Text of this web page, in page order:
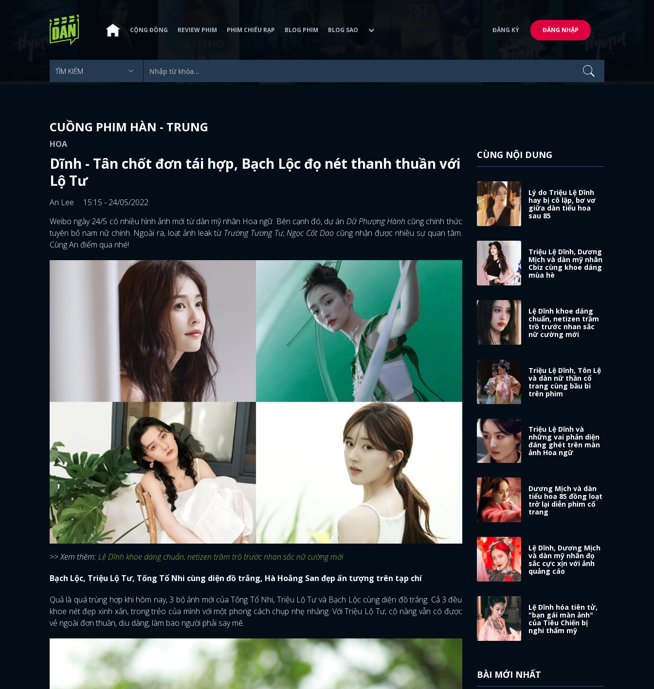
CỘNG ĐỒNG REVIEW PHIM PHIM CHIẾU RẠP BLOG PHIM BLOG SAO ĐĂNG KÝ ĐĂNG NHẬP
CUỒNG PHIM HÀN - TRUNG
HOA
Dĩnh - Tân chốt đơn tái hợp, Bạch Lộc đọ nét thanh thuần với
Lộ Tư
An Lee
15:15 - 24/05/2022
Weibo ngày 24/5 có nhiều hình ảnh mới từ dàn mỹ nhân Hoa ngữ. Bên cạnh đó, dự án Dữ Phượng Hành cũng chính thức
tuyên bố nam nữ chính. Ngoài ra, loạt ảnh leak từ Trường Tương Tư, Ngọc Cốt Dao cũng nhận được nhiều sự quan tâm.
Cùng An điểm qua nhé!
>> Xem thêm:Lệ Dĩnh khoe dáng chuẩn, netizen trầm trồ trước nhan sắc nữ cường mới
Bạch Lộc, Triệu Lộ Tư, Tống Tổ Nhi cùng diện đồ trắng, Hà Hoằng San đẹp ấn tượng trên tạp chí
Quả là quá trùng hợp khi hôm nay, 3 bộ ảnh mới của Tống Tổ Nhi, Triệu Lộ Tư và Bạch Lộc cùng diện đồ trắng. Cả 3 đều
khoe nét đẹp xinh xắn, trong trẻo của mình với một phong cách chụp nhẹ nhàng. Với Triệu Lộ Tư, cô nàng vẫn có được
vẻ ngoài đơn thuần, dịu dàng, làm bao người phải say mê.
CÙNG NỘI DUNG
Lý do Triệu Lệ Dĩnh
hay bị cô lập, bơ vơ
giữa dàn tiểu hoa
sau 85
Triệu Lệ Dĩnh, Dương
Mịch và dàn mỹ nhân
Cbiz cùng khoe dáng
mùa hè
Lệ Dĩnh khoe dáng
chuẩn, netizen trầm
trồ trước nhan sắc
nữ cường mới
Triệu Lệ Dĩnh, Tôn Lệ
và dàn nữ thần cổ
trang cùng bầu bì
trên phim
Triệu Lệ Dĩnh và
những vai phản diện
đáng ghét trên màn
ảnh Hoa ngữ
Dương Mịch và dàn
tiểu hoa 85 đồng loạt
trở lại diễn phim cổ
trang
Lệ Dĩnh, Dương Mịch
và dàn mỹ nhân đọ
sắc cực xịn với ảnh
quảng cáo
Lệ Dĩnh hóa tiên tử,
"bạn gái màn ảnh"
của Tiêu Chiến bị
nghi thẩm mỹ
BÀI MỚI NHẤT